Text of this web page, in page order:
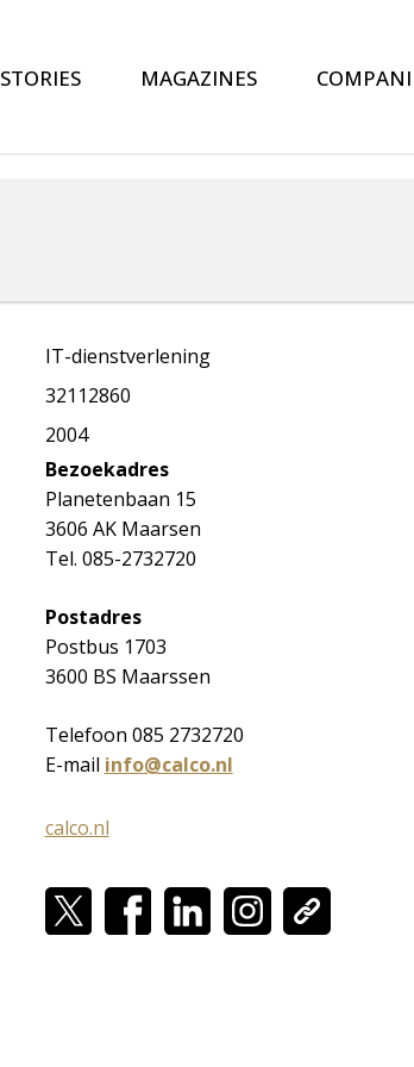
STORIES MAGAZINES
IT-dienstverlening
32112860
2004
Bezoekadres
Planetenbaan 15
3606 AK Maarsen
Tel. 085-2732720
Postadres
Postbus 1703
3600 BS Maarssen
Telefoon 085 2732720
E-mail info@calco.nl
calco.nl